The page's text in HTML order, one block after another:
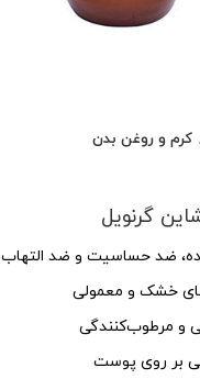
کرم و روغن بدن
گرنویل
ضد حساسیت و ضد التهاب
خشک و معمولی
و مرطوب‌کنندگی
بر روی پوست